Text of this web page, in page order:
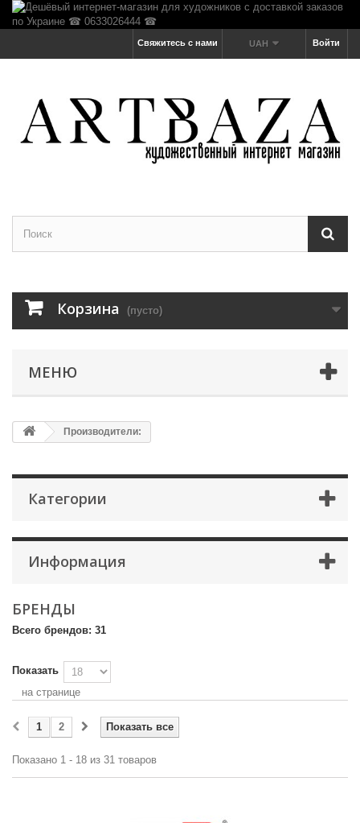
Войти
UAH
Свяжитесь с нами
Корзина (пусто)
МЕНЮ
Производители:
Категории
Информация
БРЕНДЫ
Всего брендов: 31
Показать
на странице
Показать все
1 2
Показано 1 - 18 из 31 товаров